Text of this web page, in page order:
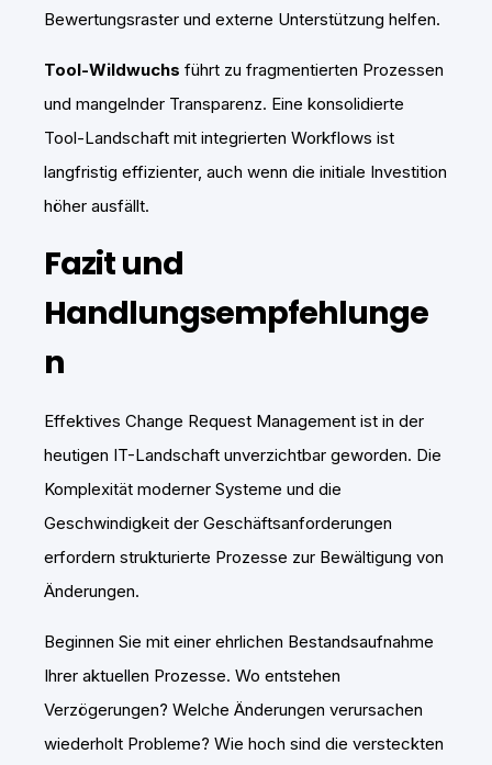
Bewertungsraster und externe Unterstützung helfen.
Tool-Wildwuchs führt zu fragmentierten Prozessen
und mangelnder Transparenz. Eine konsolidierte
Tool-Landschaft mit integrierten Workflows ist
langfristig effizienter, auch wenn die initiale Investition
höher ausfällt.
Fazit und
Handlungsempfehlunge
n
Effektives Change Request Management ist in der
heutigen IT-Landschaft unverzichtbar geworden. Die
Komplexität moderner Systeme und die
Geschwindigkeit der Geschäftsanforderungen
erfordern strukturierte Prozesse zur Bewältigung von
Änderungen.
Beginnen Sie mit einer ehrlichen Bestandsaufnahme
Ihrer aktuellen Prozesse. Wo entstehen
Verzögerungen? Welche Änderungen verursachen
wiederholt Probleme? Wie hoch sind die versteckten